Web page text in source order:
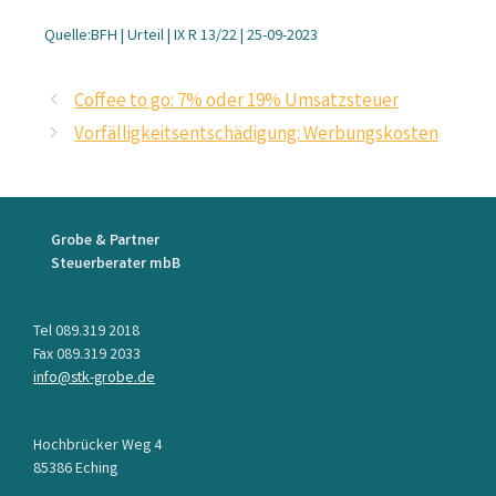
Quelle:BFH | Urteil | IX R 13/22 | 25-09-2023
Coffee to go: 7% oder 19% Umsatzsteuer
Vorfälligkeitsentschädigung: Werbungskosten
Grobe & Partner
Steuerberater mbB
Tel 089.319 2018
Fax 089.319 2033
info@stk-grobe.de
Hochbrücker Weg 4
85386 Eching